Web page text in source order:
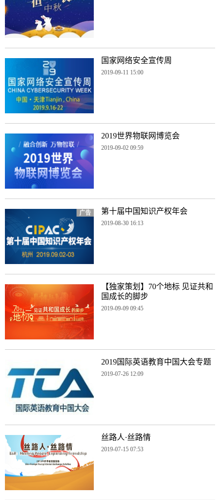
国家网络安全宣传周
2019-09-11 15:00
2019世界物联网博览会
2019-09-02 09:59
第十届中国知识产权年会
2019-08-30 16:13
【独家策划】70个地标 见证共和
国成长的脚步
2019-09-09 09:45
2019国际英语教育中国大会专题
2019-07-26 12:09
丝路人·丝路情
2019-07-15 07:53